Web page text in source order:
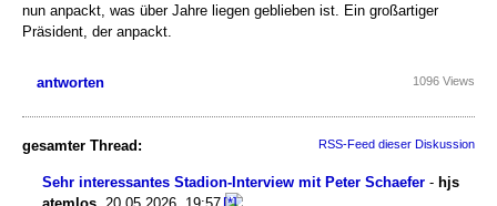
nun anpackt, was über Jahre liegen geblieben ist. Ein großartiger
Präsident, der anpackt.
antworten 1096 Views
gesamter Thread: RSS-Feed dieser Diskussion
Sehr interessantes Stadion-Interview mit Peter Schaefer - hjs